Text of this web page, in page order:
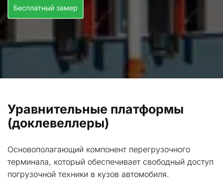
Бесплатный замер
Уравнительные платформы
(доклевеллеры)
Основополагающий компонент перегрузочного
терминала, который обеспечивает свободный доступ
погрузочной техники в кузов автомобиля.